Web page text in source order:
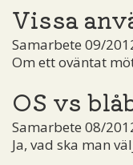
Vissa
Samarbete 09/
Om ett oväntat
OS vs
Samarbete 08/
Ja, vad ska man